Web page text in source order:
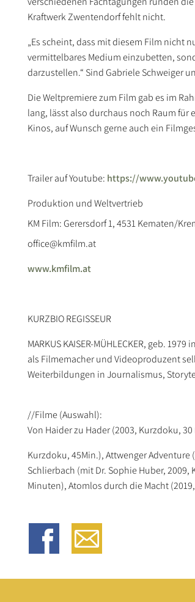
Kraftwerk Zwentendorf fehlt nicht.
„Es scheint, dass mit diesem Film nicht
vermittelbares Medium einzubetten,
darzustellen.“ Sind Gabriele Schweiger
Die Weltpremiere zum Film gab es im
lang, lässt also durchaus noch Raum
Kinos, auf Wunsch gerne auch ein
Trailer auf Youtube: https://
Produktion und Weltvertrieb
KM Film: Gerersdorf 1, 4531 Kematen/
office@kmfilm.at
www.kmfilm.at
KURZBIO REGISSEUR
MARKUS KAISER-MÜHLECKER, geb.
als Filmemacher und Videoproduzent
Weiterbildungen in Journalismus,
//Filme (Auswahl):
Von Haider zu Hader (2003, Kurzdoku,
Kurzdoku, 45Min.), Attwenger Adventure
Schlierbach (mit Dr. Sophie Huber, 2009,
Minuten), Atomlos durch die Macht